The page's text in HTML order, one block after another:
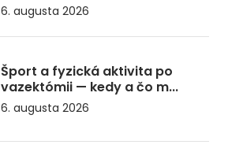
6. augusta 2026
Šport a fyzická aktivita po
vazektómii — kedy a čo m...
6. augusta 2026